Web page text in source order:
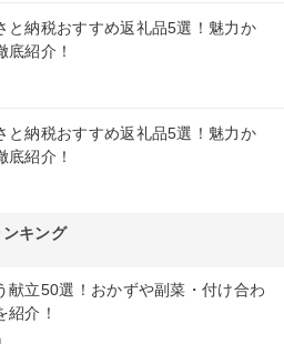
と納税おすすめ返礼品5選！魅力か
底紹介！
と納税おすすめ返礼品5選！魅力か
底紹介！
キング
献立50選！おかずや副菜・付け合わ
紹介！